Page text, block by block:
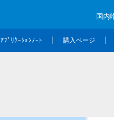
国内
ｱﾌﾟﾘｹｰｼｮﾝﾉｰﾄ 購入ページ